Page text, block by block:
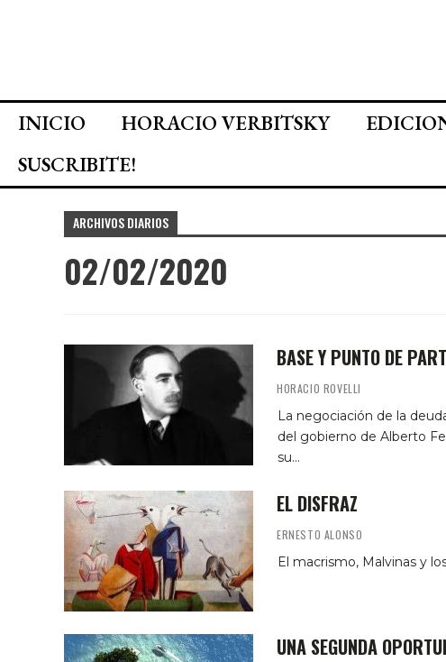
INICIO HORACIO VERBITSKY
SUSCRIBITE!
ARCHIVOS DIARIOS
02/02/2020
BASE Y PUNTO DE
HORACIO ROVELLI
La negociación de la
del gobierno de Alberto
su…
EL DISFRAZ
ERNESTO ALONSO
El macrismo, Malvinas y
UNA SEGUNDA